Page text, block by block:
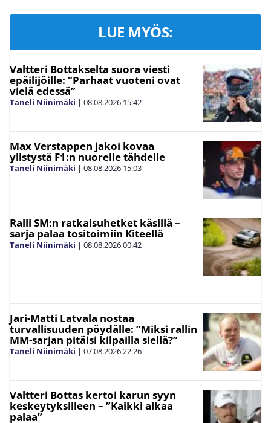
LUE MYÖS:
Valtteri Bottakselta suora viesti
epäilijöille: ”Parhaat vuoteni ovat
vielä edessä”
Taneli Niinimäki | 08.08.2026 15:42
Max Verstappen jakoi kovaa
ylistystä F1:n nuorelle tähdelle
Taneli Niinimäki | 08.08.2026 15:03
Ralli SM:n ratkaisuhetket käsillä –
sarja palaa tositoimiin Kiteellä
Taneli Niinimäki | 08.08.202600:42
Jari-Matti Latvala nostaa
turvallisuuden pöydälle: ”Miksi rallin
MM-sarjan pitäisi kilpailla siellä?”
Taneli Niinimäki | 07.08.202622:26
Valtteri Bottas kertoi karun syyn
keskeytyksilleen – ”Kaikki alkaa
palaa”